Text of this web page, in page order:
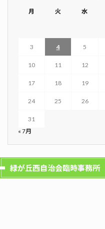
月 火 水
3 4 5
10 11 12
17 18 19
24 25 26
31
« 7月
緑が丘西自治会臨時事務所